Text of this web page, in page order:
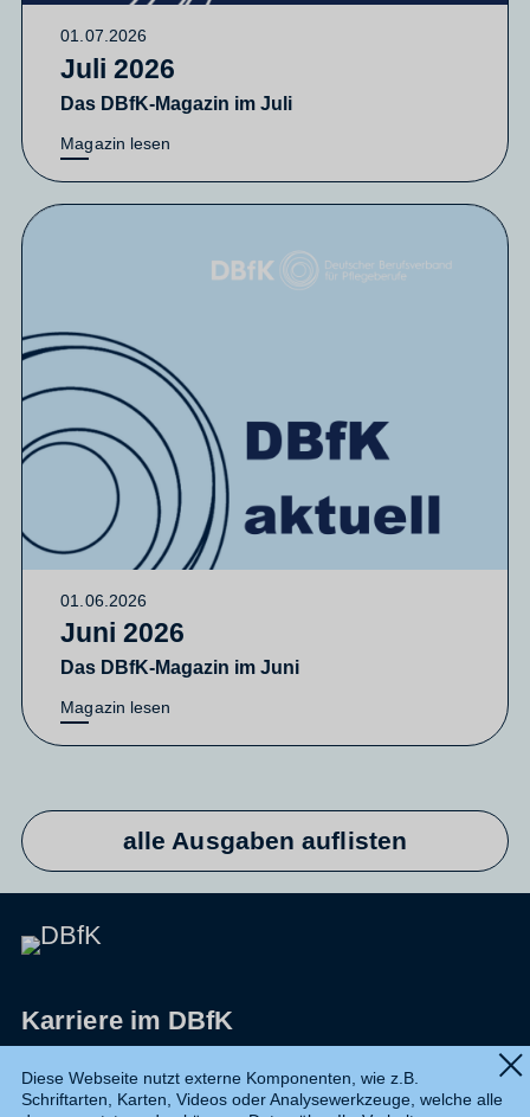
01.07.2026
Juli 2026
Das DBfK-Magazin im Juli
Magazin lesen
01.06.2026
Juni 2026
Das DBfK-Magazin im Juni
Magazin lesen
alle Ausgaben auflisten
Karriere im DBfK
Datenschutz
Diese Webseite nutzt externe Komponenten, wie z.B.
Schriftarten, Karten, Videos oder Analysewerkzeuge, welche alle